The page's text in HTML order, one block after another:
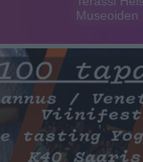
Museoiden